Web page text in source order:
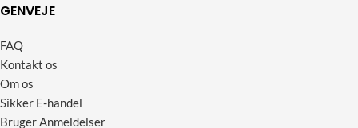
GENVEJE
FAQ
Kontakt os
Om os
Sikker E-handel
Bruger Anmeldelser